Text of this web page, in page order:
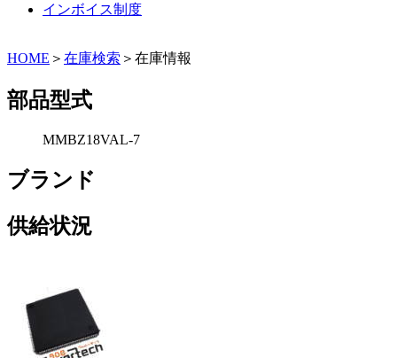
インボイス制度
HOME ＞ 在庫検索 ＞在庫情報
部品型式
MMBZ18VAL-7
ブランド
供給状況